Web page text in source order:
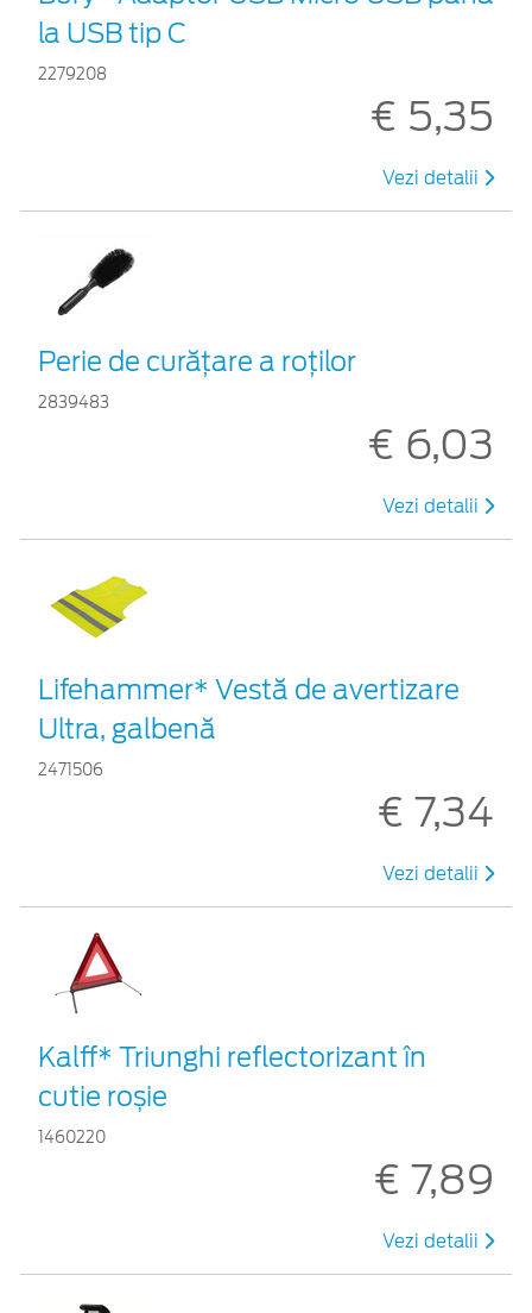
la USB tip C
2279208
€ 5,35
Vezi detalii
Perie de curățare a roților
2839483
€ 6,03
Vezi detalii
Lifehammer* Vestă de avertizare
Ultra, galbenă
2471506
€ 7,34
Vezi detalii
Kalff* Triunghi reflectorizant în
cutie roșie
1460220
€ 7,89
Vezi detalii